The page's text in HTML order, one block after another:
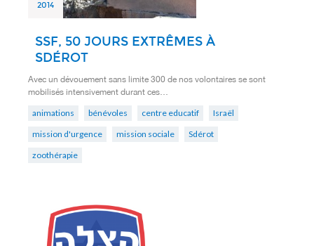
2014
SSF, 50 JOURS EXTRÊMES À
SDÉROT
Avec un dévouement sans limite 300 de nos volontaires se sont
mobilisés intensivement durant ces…
animations bénévoles centre educatif
Israël
mission d'urgence
mission sociale
Sdérot
zoothérapie